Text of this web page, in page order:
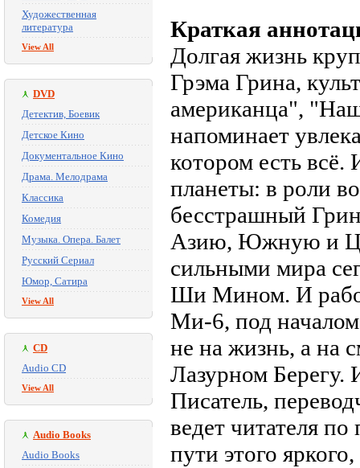
Художественная
литература
View All
DVD
Детектив, Боевик
Детское Кино
Документальное Кино
Драма. Мелодрама
Классика
Комедия
Музыка. Опера. Балет
Русский Сериал
Юмор, Сатира
View All
CD
Audio CD
View All
Audio Books
Audio Books
Краткая
Долгая жизнь
Грэма Грина,
американца",
напоминает
котором есть всё.
планеты: в роли
бесстрашный
Азию, Южную и
сильными мира
Ши Мином. И
Ми-6, под
не на жизнь, а на
Лазурном Берегу.
Писатель,
ведет читателя
пути этого